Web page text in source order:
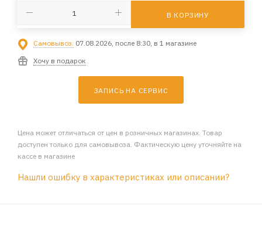
В КОРЗИНУ
Самовывоз: 07.08.2026, после 8:30, в 1 магазине
Хочу в подарок
ЗАПИСЬ НА СЕРВИС
Цена может отличаться от цен в розничных магазинах. Товар
доступен только для самовывоза. Фактическую цену уточняйте на
кассе в магазине
Нашли ошибку в характеристиках или описании?